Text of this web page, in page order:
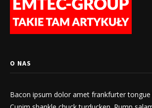
O NAS
Bacon ipsum dolor amet frankfurter tongue